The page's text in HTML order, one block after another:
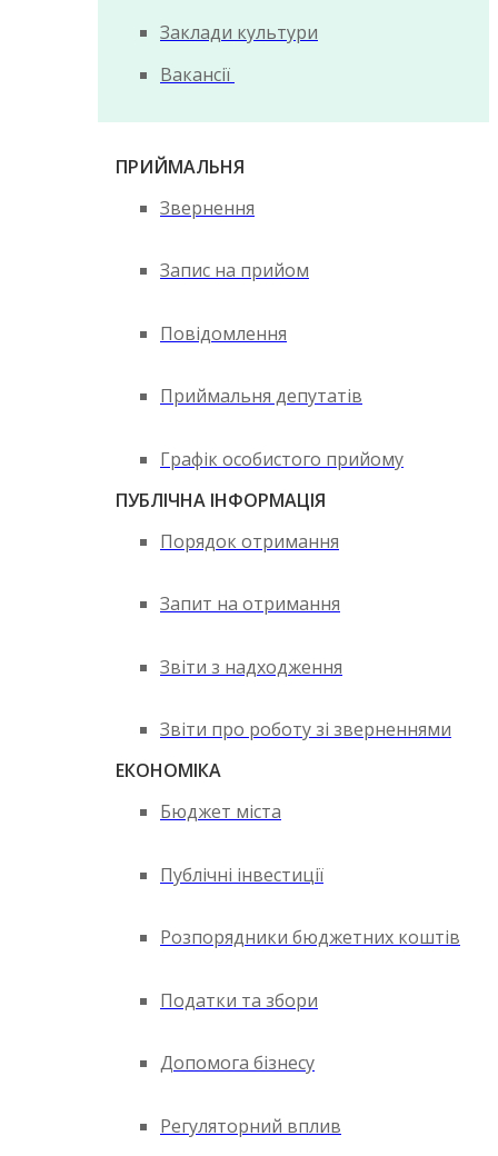
Заклади культури
Вакансії
ПРИЙМАЛЬНЯ
Звернення
Запис на прийом
Повідомлення
Приймальня депутатів
Графік особистого прийому
ПУБЛІЧНА ІНФОРМАЦІЯ
Порядок отримання
Запит на отримання
Звіти з надходження
Звіти про роботу зі зверненнями
ЕКОНОМІКА
Бюджет міста
Публічні інвестиції
Розпорядники бюджетних коштів
Податки та збори
Допомога бізнесу
Регуляторний вплив